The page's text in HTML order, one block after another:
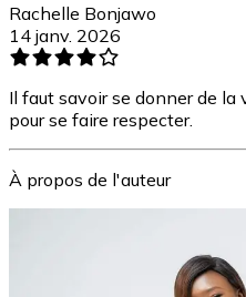
Rachelle Bonjawo
14 janv. 2026
Il faut savoir se donner de la
pour se faire respecter.
À propos de l'auteur